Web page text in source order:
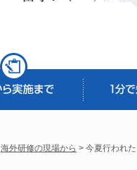
海外研修の現場から > 今夏行われ